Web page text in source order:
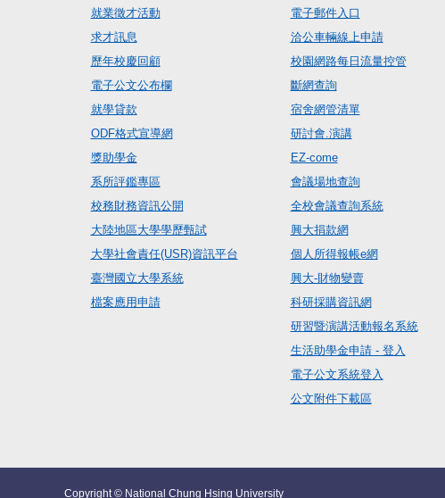
就業徵才活動
求才訊息
歷年校慶回顧
電子公文公布欄
就學貸款
ODF格式宣導網
獎助學金
系所評鑑專區
校務財務資訊公開
大陸地區大學學歷甄試
大學社會責任(USR)資訊平台
臺灣國立大學系統
檔案應用申請
電子郵件入口
洽公車輛線上申請
校園網路每日流量控管
斷網查詢
宿舍網管清單
研討會.演講
EZ-come
會議場地查詢
全校會議查詢系統
興大捐款網
個人所得報帳e網
興大-財物變賣
科研採購資訊網
研習暨演講活動報名系統
生活助學金申請 - 登入
電子公文系統登入
公文附件下載區
Copyright © National Chung Hsing University